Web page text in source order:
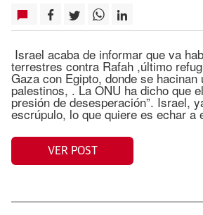
Israel acaba de informar que va
terrestres contra Rafah ,último
Gaza con Egipto, donde se hacinan
palestinos, . La ONU ha dicho que
presión de desesperación”. Israel,
escrúpulo, lo que quiere es echar
VER POST